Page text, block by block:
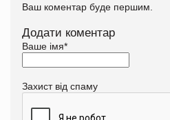
Ваш коментар буде першим.
Додати коментар
Ваше імя*
Захист від спаму